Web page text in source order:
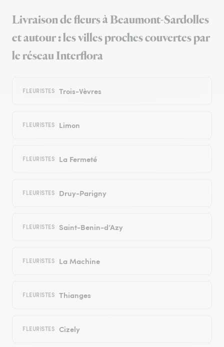
Livraison de fleurs à Beaumont-Sardolles
et autour : les villes proches couvertes par
le réseau Interflora
FLEURISTES Trois-Vèvres
FLEURISTES Limon
FLEURISTES La Fermeté
FLEURISTES Druy-Parigny
FLEURISTES Saint-Benin-d’Azy
FLEURISTES La Machine
FLEURISTES Thianges
FLEURISTES Cizely